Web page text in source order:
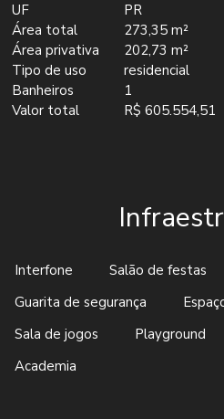
UF
PR
Área total
273,35 m²
Área privativa
202,73 m²
Tipo de uso
residencial
Banheiros
1
Valor total
R$ 605.554,51
Interfone
Salão de festas
Guarita de segurança
Sala de jogos
Playground
Academia